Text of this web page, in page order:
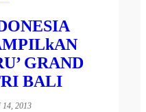
GRAND
BALI
2013